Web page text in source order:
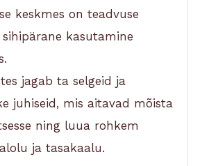
keskmes on teadvuse
kasutamine
jagab ta selgeid ja
juhiseid, mis aitavad mõista
ning luua rohkem
ja tasakaalu.